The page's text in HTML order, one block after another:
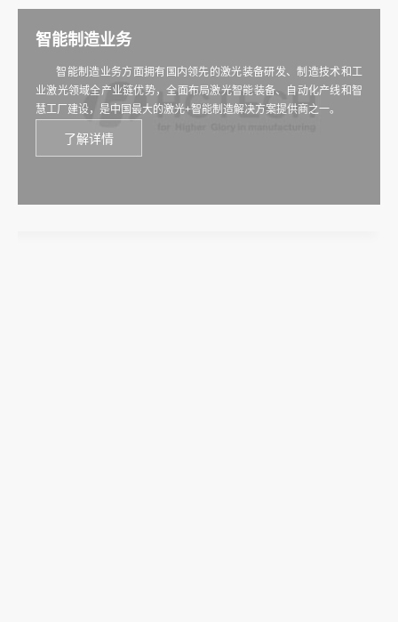
智能制造业务
智能制造业务方面拥有国内领先的激光装备研发、制造技术和工
业激光领域全产业链优势，全面布局激光智能装备、自动化产线和智
慧工厂建设，是中国最大的激光+智能制造解决方案提供商之一。
了解详情